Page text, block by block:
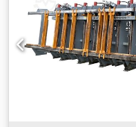
de los platos.
1600 x 500 mm -
eléctricas - Temperatura
pistones: 240 mm
toneladas Fotocélulas
hidráulica: 7,5 kW
calefactores: 31 kW